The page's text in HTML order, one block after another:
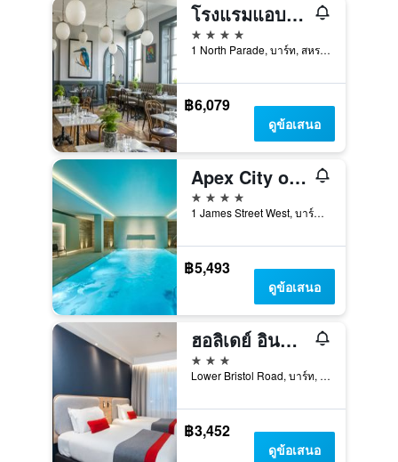
โรงแรมแอบบี้ บาธ, โรงแรมพอร์ตฟอลิโอทริบิวท์
4 ดาว
1 North Parade, บาร์ท, สหราชอาณาจักร
฿6,079
ดูข้อเสนอ
Apex City of Bath Hotel
4 ดาว
1 James Street West, บาร์ท, สหราชอาณาจักร
฿5,493
ดูข้อเสนอ
ฮอลิเดย์ อินน์ เอ็กซ์เพรส บาธ บาย IHG
3 ดาว
Lower Bristol Road, บาร์ท, สหราชอาณาจักร
฿3,452
ดูข้อเสนอ